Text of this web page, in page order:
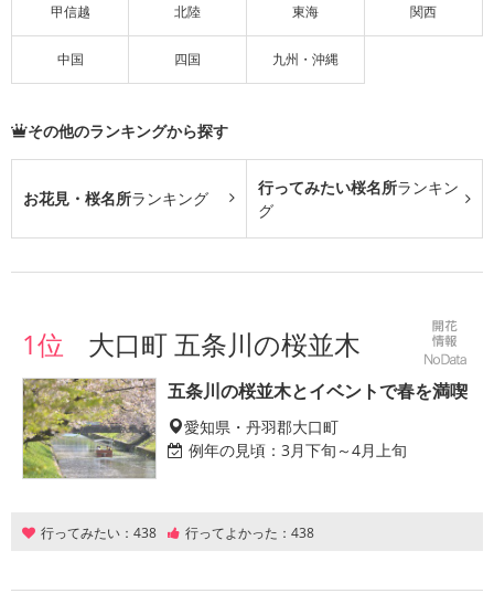
甲信越 北陸 東海 関西
中国 四国 九州・沖縄
その他のランキングから探す
お花見・桜名所ランキング
行ってみたい桜名所ランキン
グ
1位 大口町 五条川の桜並木
五条川の桜並木とイベントで春を満喫
愛知県・丹羽郡大口町
例年の見頃： 3月下旬～4月上旬
行ってみたい： 438 行ってよかった： 438